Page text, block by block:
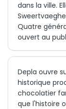
dans la ville.
Quatre
ouvert au
Depla ouvre
historique
chocolatier
que l'histoire